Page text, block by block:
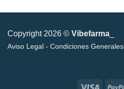
Copyright 2026 © Vibefarma
Aviso Legal - Condiciones Generales
Visa